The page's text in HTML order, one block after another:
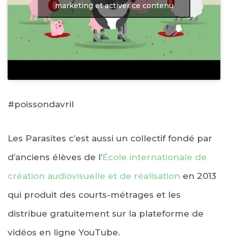
marketing et activer ce contenu
#poissondavril
Les Parasites c’est aussi un collectif fondé par
d’anciens élèves de l’École internationale de
création audiovisuelle et de réalisation en 2013
qui produit des courts-métrages et les
distribue gratuitement sur la plateforme de
vidéos en ligne YouTube.